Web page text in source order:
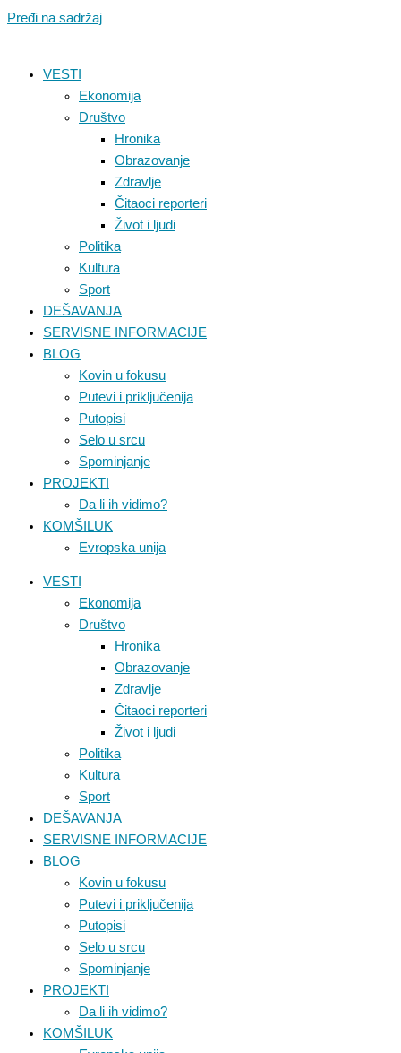
Pređi na sadržaj
VESTI
Ekonomija
Društvo
Hronika
Obrazovanje
Zdravlje
Čitaoci reporteri
Život i ljudi
Politika
Kultura
Sport
DEŠAVANJA
SERVISNE INFORMACIJE
BLOG
Kovin u fokusu
Putevi i priključenija
Putopisi
Selo u srcu
Spominjanje
PROJEKTI
Da li ih vidimo?
KOMŠILUK
Evropska unija
VESTI
Ekonomija
Društvo
Hronika
Obrazovanje
Zdravlje
Čitaoci reporteri
Život i ljudi
Politika
Kultura
Sport
DEŠAVANJA
SERVISNE INFORMACIJE
BLOG
Kovin u fokusu
Putevi i priključenija
Putopisi
Selo u srcu
Spominjanje
PROJEKTI
Da li ih vidimo?
KOMŠILUK